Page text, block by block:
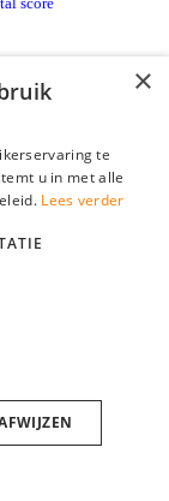
×
te
u in met alle
Lees verder